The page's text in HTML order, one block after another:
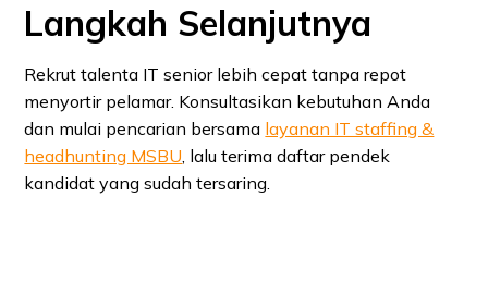
Langkah Selanjutnya
Rekrut talenta IT senior lebih cepat tanpa repot
menyortir pelamar. Konsultasikan kebutuhan Anda
dan mulai pencarian bersama layanan IT staffing &
headhunting MSBU , lalu terima daftar pendek
kandidat yang sudah tersaring.